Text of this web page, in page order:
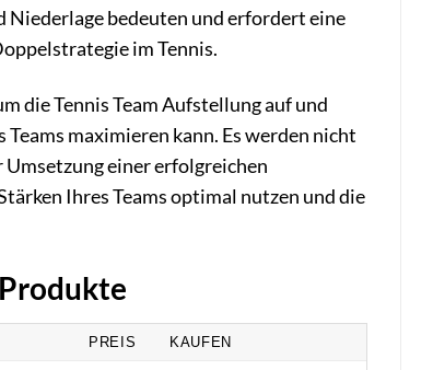
Niederlage bedeuten und erfordert eine
im Tennis.
die Tennis Team Aufstellung auf und
maximieren kann. Es werden nicht
einer erfolgreichen
Ihres Teams optimal nutzen und die
PREIS KAUFEN